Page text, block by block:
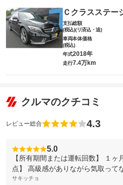
Ｃクラスステー
支払総額
(税込)(リ済込・追)
車両本体価格
(税込)
年式2018年
走行7.4万km
クルマのクチコミ
レビュー総合 4.3
5.0
【所有期間または運転回数】 １
点】 高級感がありながら気取って
サキッチョ